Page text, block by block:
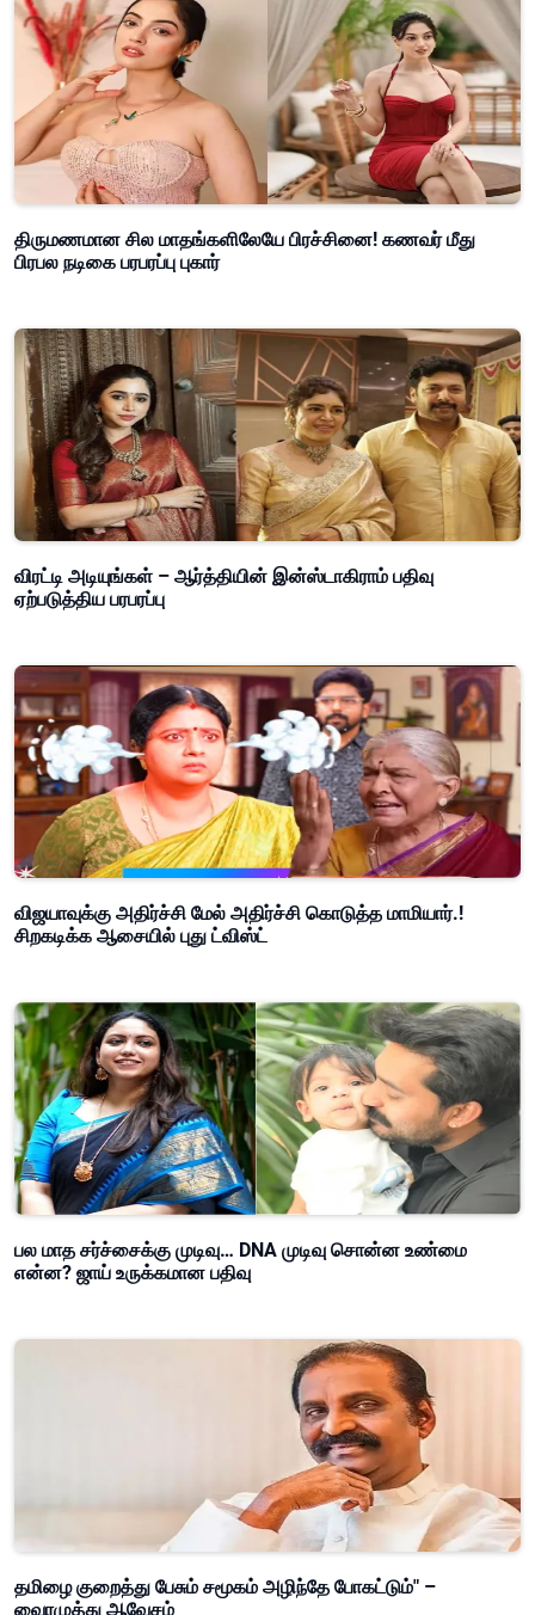
திருமணமான சில மாதங்களிலேயே பிரச்சினை! கணவர் மீது
பிரபல நடிகை பரபரப்பு புகார்
விரட்டி அடியுங்கள் – ஆர்த்தியின் இன்ஸ்டாகிராம் பதிவு
ஏற்படுத்திய பரபரப்பு
விஜயாவுக்கு அதிர்ச்சி மேல் அதிர்ச்சி கொடுத்த மாமியார்.!
சிறகடிக்க ஆசையில் புது ட்விஸ்ட்
பல மாத சர்ச்சைக்கு முடிவு… DNA முடிவு சொன்ன உண்மை
என்ன? ஜாய் உருக்கமான பதிவு
தமிழை குறைத்து பேசும் சமூகம் அழிந்தே போகட்டும்" –
வைரமுத்து ஆவேசம்